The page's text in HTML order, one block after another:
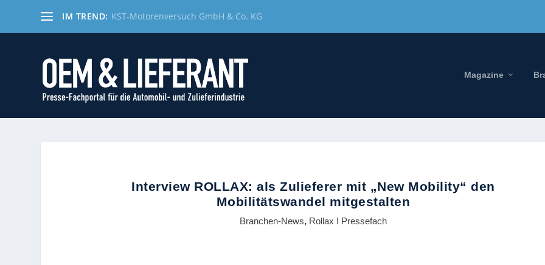
IM TREND: KST-Motorenversuch GmbH & Co. KG
Magazine
Interview ROLLAX: als Zulieferer mit „New Mobility“ den
Mobilitätswandel mitgestalten
Branchen-News, Rollax I Pressefach